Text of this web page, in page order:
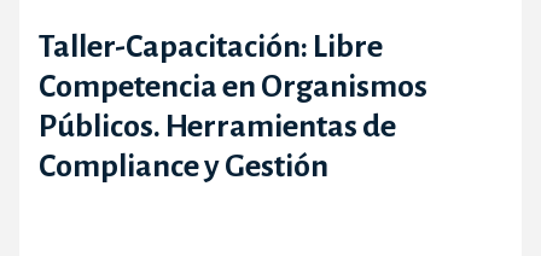
Taller-Capacitación: Libre
Competencia en Organismos
Públicos. Herramientas de
Compliance y Gestión